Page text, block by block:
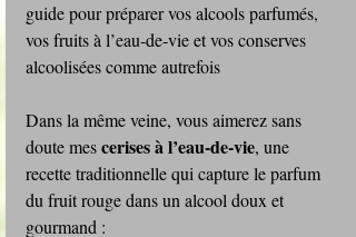
guide pour préparer vos alcools parfumés,
vos fruits à l’eau‑de‑vie et vos conserves
alcoolisées comme autrefois
Dans la même veine, vous aimerez sans
doute mes cerises à l’eau‑de‑vie, une
recette traditionnelle qui capture le parfum
du fruit rouge dans un alcool doux et
gourmand :